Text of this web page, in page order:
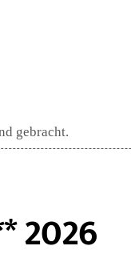
gebracht.
2026